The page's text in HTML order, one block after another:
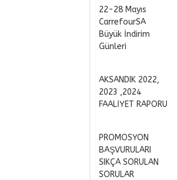
22-28 Mayıs
CarrefourSA
Büyük İndirim
Günleri
AKSANDIK 2022,
2023 ,2024
FAALİYET RAPORU
PROMOSYON
BAŞVURULARI
SIKÇA SORULAN
SORULAR